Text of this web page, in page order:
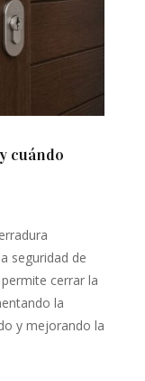
cuándo
seguridad de
cerrar la
la
y mejorando la